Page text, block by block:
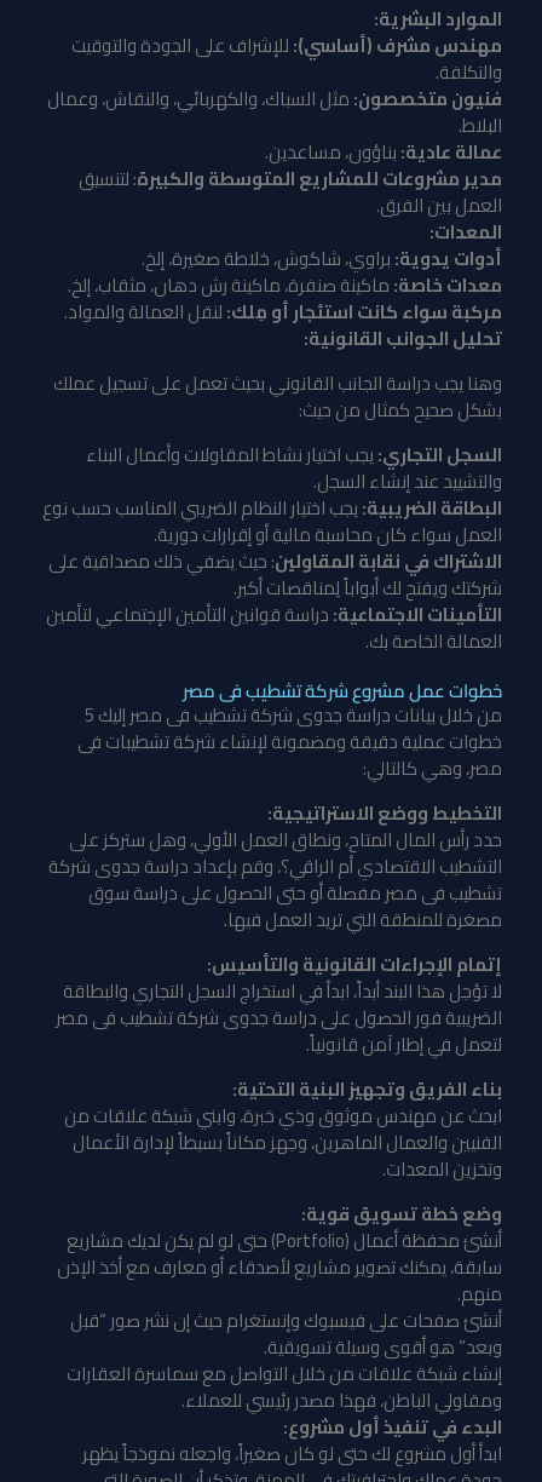
الموارد البشرية:
مهندس مشرف (أساسي):للإشراف على الجودة والتوقيت
والتكلفة.
فنيون متخصصون:مثل السباك، والكهربائي، والنقاش، وعمال
البلاط.
عمالة عادية:بناؤون، مساعدين.
مدير مشروعات للمشاريع المتوسطة والكبيرة: لتنسيق
العمل بين الفرق.
المعدات:
أدوات يدوية:براوي، شاكوش، خلاطة صغيرة، إلخ.
معدات خاصة:ماكينة صنفرة، ماكينة رش دهان، مثقاب، إلخ.
مركبة سواء كانت استئجار أو مِلك:لنقل العمالة والمواد.
تحليل الجوانب القانونية:
وهنا يجب دراسة الجانب القانوني بحيث تعمل على تسجيل عملك
بشكل صحيح كمثال من حيث:
السجل التجاري:يجب اختيار نشاط المقاولات وأعمال البناء
والتشييد عند إنشاء السجل.
البطاقة الضريبية:يجب اختيار النظام الضريبي المناسب حسب نوع
العمل سواء كان محاسبة مالية أو إقرارات دورية.
الاشتراك في نقابة المقاولين: حيث يضفي ذلك مصداقية على
شركتك ويفتح لك أبواباً لِمناقصات أكبر.
التأمينات الاجتماعية:دراسة قوانين التأمين الإجتماعي لتأمين
العمالة الخاصة بك.
خطوات عمل مشروع شركة تشطيب فى مصر
من خلال بياناتدراسة جدوى شركة تشطيب فى مصر إليك 5
خطوات عملية دقيقة ومضمونة لإنشاء شركة تشطيبات فى
مصر، وهي كالتالي:
التخطيط ووضع الاستراتيجية:
حدد رأس المال المتاح، ونطاق العمل الأولي، وهل ستركز على
التشطيب الاقتصادي أم الراقي؟، وقم بإعداد دراسة جدوى شركة
تشطيب فى مصر مفصلة أو حتى الحصول على دراسة سوق
مصغرة للمنطقة التي تريد العمل فيها.
إتمام الإجراءات القانونية والتأسيس:
لا تؤجل هذا البند أبداً، ابدأ في استخراج السجل التجاري والبطاقة
الضريبية فور الحصول على دراسة جدوى شركة تشطيب فى مصر
لتعمل في إطار آمن قانونياً.
بناء الفريق وتجهيز البنية التحتية:
ابحث عن مهندس موثوق وذي خبرة، وابني شبكة علاقات من
الفنيين والعمال الماهرين، وجهز مكاناً بسيطاً لإدارة الأعمال
وتخزين المعدات.
وضع خطة تسويق قوية:
أنشئ محفظة أعمال (Portfolio) حتى لو لم يكن لديك مشاريع
سابقة، يمكنك تصوير مشاريع لأصدقاء أو معارف مع أخذ الإذن
منهم.
أنشئ صفحات على فيسبوك وإنستغرام حيث إن نشر صور “قبل
وبعد” هو أقوى وسيلة تسويقية.
إنشاء شبكة علاقات من خلال التواصل مع سماسرة العقارات
ومقاولي الباطن، فهذا مصدر رئيسي للعملاء.
البدء في تنفيذ أول مشروع:
ابدأ أول مشروع لك حتى لو كان صغيراً، واجعله نموذجاً يظهر